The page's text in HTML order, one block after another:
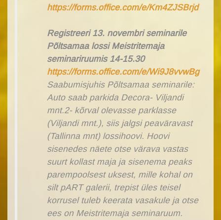
https://forms.office.com/e/Km4ZJSBrjd
Registreeri 13. novembri seminarile
Põltsamaa lossi Meistritemaja
seminariruumis 14-15.30
https://forms.office.com/e/Wi9J8vvwBg
Saabumisjuhis Põltsamaa seminarile:
Auto saab parkida Decora- Viljandi
mnt.2- kõrval olevasse parklasse
(Viljandi mnt.), siis jalgsi peaväravast
(Tallinna mnt) lossihoovi. Hoovi
sisenedes näete otse värava vastas
suurt kollast maja ja sisenema peaks
parempoolsest uksest, mille kohal on
silt pART galerii, trepist üles teisel
korrusel tuleb keerata vasakule ja otse
ees on Meistritemaja seminaruum.